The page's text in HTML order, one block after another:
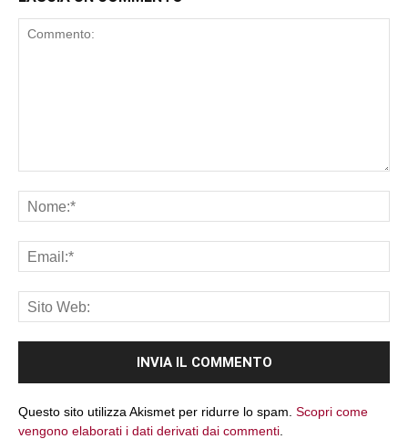
Questo sito utilizza Akismet per ridurre lo spam. Scopri come
vengono elaborati i dati derivati dai commenti